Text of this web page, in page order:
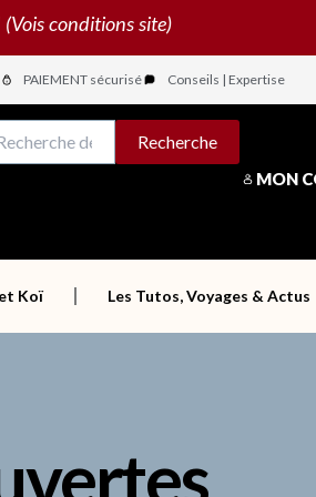
conditions site)
PAIEMENT sécurisé Conseils | Expertise
:
Recherche
MON
Koï Les Tutos, Voyages & Actus